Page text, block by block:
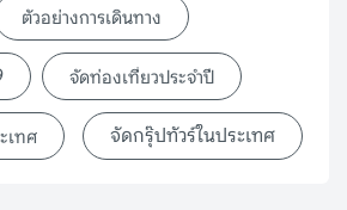
ตัวอย่างการเดินทาง
จัดท่องเที่ยวประจำปี
เทศ จัดกรุ๊ปทัวร์ในประเทศ